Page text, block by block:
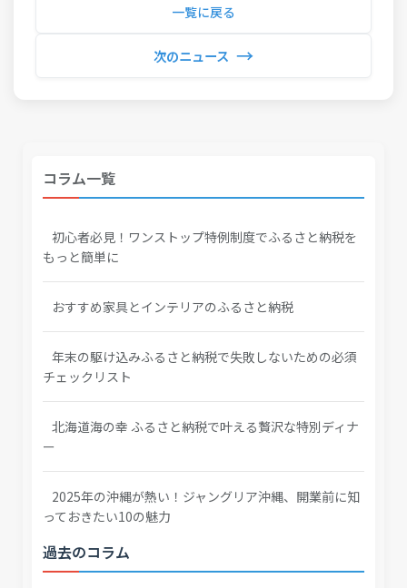
一覧に戻る
次のニュース →
コラム一覧
初心者必見！ワンストップ特例制度でふるさと納税を
もっと簡単に
おすすめ家具とインテリアのふるさと納税
年末の駆け込みふるさと納税で失敗しないための必須
チェックリスト
北海道海の幸 ふるさと納税で叶える贅沢な特別ディナ
ー
2025年の沖縄が熱い！ジャングリア沖縄、開業前に知
っておきたい10の魅力
過去のコラム